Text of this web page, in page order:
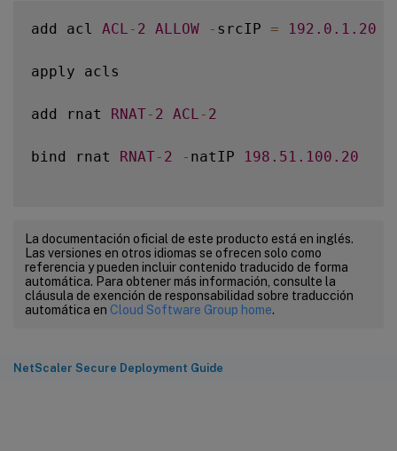
add acl ACL - 2 ALLOW - srcIP = 192.0 .1 .20
apply acls
add rnat RNAT- 2 ACL - 2
bind rnat RNAT- 2 - natIP 198.51 .100 .20
La documentación oficial de este producto está en inglés.
Las versiones en otros idiomas se ofrecen solo como
referencia y pueden incluir contenido traducido de forma
automática. Para obtener más información, consulte la
cláusula de exención de responsabilidad sobre traducción
automática en Cloud Software Group home.
NetScaler Secure Deployment Guide